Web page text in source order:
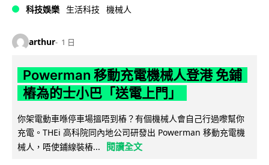
科技娛樂 生活科技 機械人
arthur 1 日
Powerman 移動充電機械人登港 免鋪
樁為的士小巴「送電上門」
你架電動車喺停車場搵唔到樁？有個機械人會自己行過嚟幫你
充電。THEi 高科院同內地公司研發出 Powerman 移動充電機
械人，唔使鋪線裝樁...
閱讀全文